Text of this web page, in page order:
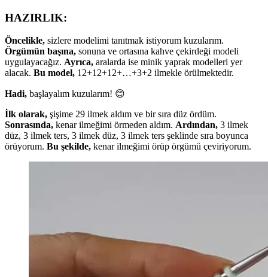
HAZIRLIK:
Öncelikle, sizlere modelimi tanıtmak istiyorum kuzularım.
Örgümün başına, sonuna ve ortasına kahve çekirdeği modeli
uygulayacağız. Ayrıca, aralarda ise minik yaprak modelleri yer
alacak. Bu model, 12+12+12+…+3+2 ilmekle örülmektedir.
Hadi, başlayalım kuzularım! 😊
İlk olarak, şişime 29 ilmek aldım ve bir sıra düz ördüm.
Sonrasında, kenar ilmeğimi örmeden aldım. Ardından, 3 ilmek
düz, 3 ilmek ters, 3 ilmek düz, 3 ilmek ters şeklinde sıra boyunca
örüyorum. Bu şekilde, kenar ilmeğimi örüp örgümü çeviriyorum.